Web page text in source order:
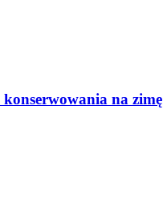
na zimę